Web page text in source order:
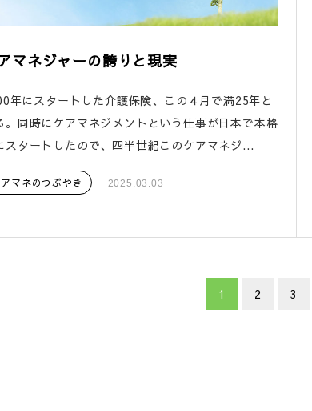
マネジャーの誇りと現実
年にスタートした介護保険、この４月で満25年と
。同時にケアマネジメントという仕事が日本で本格
スタートしたので、四半世紀このケアマネジ...
マネのつぶやき 2025.03.03
1 2 3